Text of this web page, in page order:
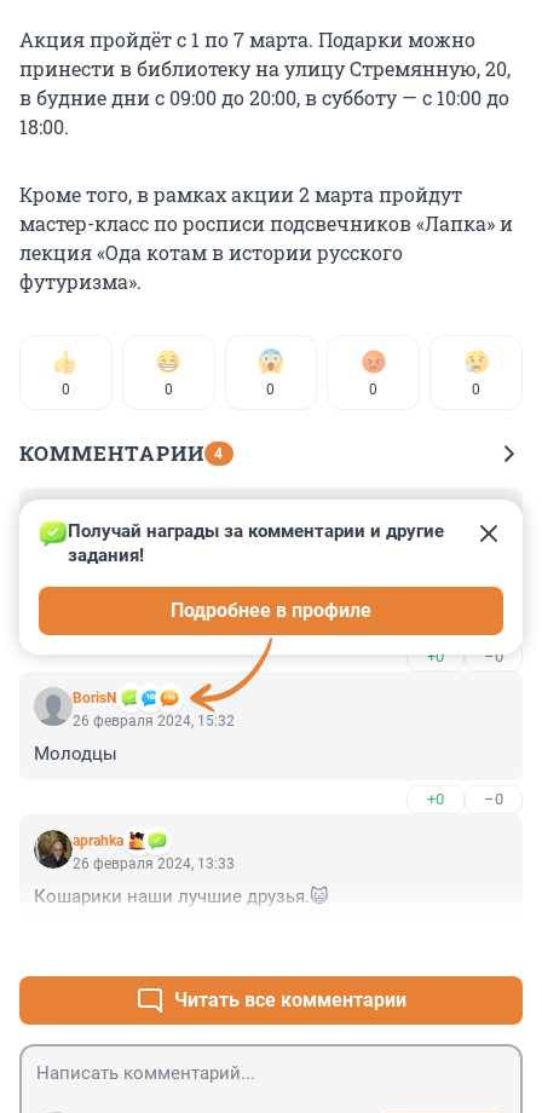
Акция пройдёт с 1 по 7 марта. Подарки можно
принести в библиотеку на улицу Стремянную, 20,
в будние дни с 09:00 до 20:00, в субботу — с 10:00 до
18:00.
Кроме того, в рамках акции 2 марта пройдут
мастер-класс по росписи подсвечников «Лапка» и
лекция «Ода котам в истории русского
футуризма».
0 0 0 0 0
КОММЕНТАРИИ 4
26 февраля 2024, 22:55
Какте молодцы!!! А в Ростовской-на-Дону
библиотечной системе админтстрация библиотек
извела всех кошек, которые никому не мешали, а
затем избавилась и от сотрудников, которые за ними
ухаживали. ПОЗОР этим кошконенавистникам!!! Пусть
об этом знают все!
+0 –0
BorisN
Получай награды за комментарии и другие
задания!
Подробнее в профиле
26 февраля 2024, 15:32
Молодцы
+0 –0
aprahka
26 февраля 2024, 13:33
Кошарики наши лучшие друзья.😺
Читать все комментарии